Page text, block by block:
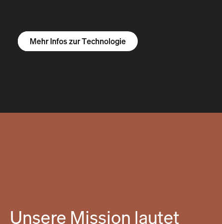
Mehr Infos zum R1S
Mehr Infos zum R1T
Mehr Infos zu Vans
Mehr Infos zur Technologie
Unsere Mission lautet